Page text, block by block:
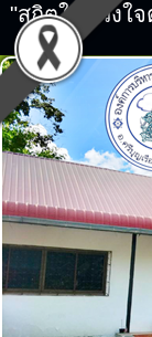
"สถิตในดวงใ